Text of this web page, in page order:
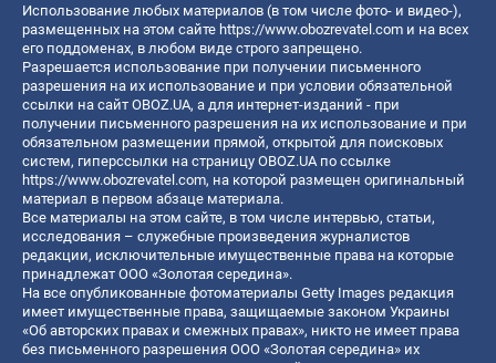
Использование любых материалов (в том числе фото- и видео-),
размещенных на этом сайте https://www.obozrevatel.com и на всех
его поддоменах, в любом виде строго запрещено.
Разрешается использование при получении письменного
разрешения на их использование и при условии обязательной
ссылки на сайт OBOZ.UA, а для интернет-изданий - при
получении письменного разрешения на их использование и при
обязательном размещении прямой, открытой для поисковых
систем, гиперссылки на страницу OBOZ.UA по ссылке
https://www.obozrevatel.com, на которой размещен оригинальный
материал в первом абзаце материала.
Все материалы на этом сайте, в том числе интервью, статьи,
исследования – служебные произведения журналистов
редакции, исключительные имущественные права на которые
принадлежат ООО «Золотая середина».
На все опубликованные фотоматериалы Getty Images редакция
имеет имущественные права, защищаемые законом Украины
«Об авторских правах и смежных правах», никто не имеет права
без письменного разрешения ООО «Золотая середина» их